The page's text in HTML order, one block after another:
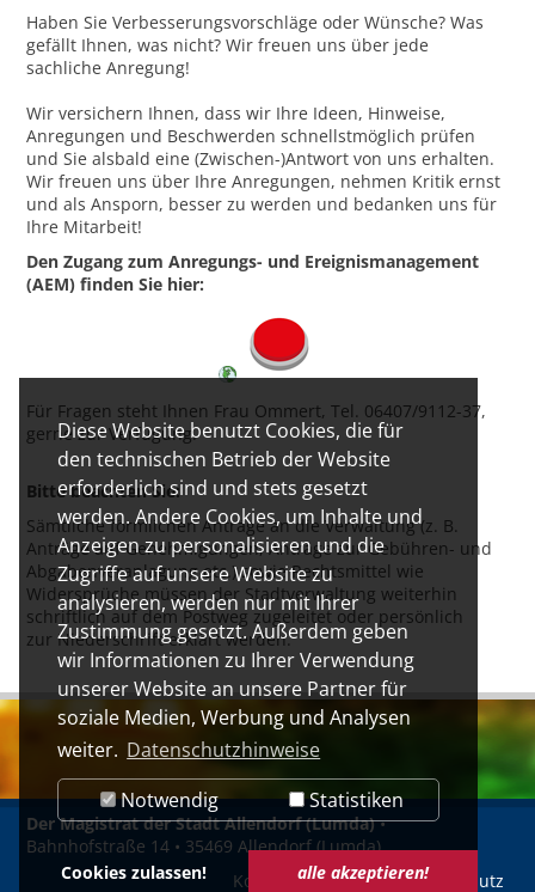
Diese Website benutzt Cookies, die für
den technischen Betrieb der Website
erforderlich sind und stets gesetzt
werden. Andere Cookies, um Inhalte und
Anzeigen zu personalisieren und die
Zugriffe auf unsere Website zu
analysieren, werden nur mit Ihrer
Zustimmung gesetzt. Außerdem geben
wir Informationen zu Ihrer Verwendung
unserer Website an unsere Partner für
soziale Medien, Werbung und Analysen
weiter. Datenschutzhinweise
Notwendig
Statistiken
Cookies zulassen! alle akzeptieren!
Haben Sie Verbesserungsvorschläge oder Wünsche? Was
gefällt Ihnen, was nicht? Wir freuen uns über jede
sachliche Anregung!
Wir versichern Ihnen, dass wir Ihre Ideen, Hinweise,
Anregungen und Beschwerden schnellstmöglich prüfen
und Sie alsbald eine (Zwischen-)Antwort von uns erhalten.
Wir freuen uns über Ihre Anregungen, nehmen Kritik ernst
und als Ansporn, besser zu werden und bedanken uns für
Ihre Mitarbeit!
Den Zugang zum Anregungs- und Ereignismanagement
(AEM) finden Sie hier:
Für Fragen steht Ihnen Frau Ommert, Tel. 06407/9112-37,
gerne zur Verfügung.
Bitte beachten Sie:
Sämtliche förmlichen Anträge an die Verwaltung (z. B.
Anträge auf Genehmigungen, Anträge zur Gebühren- und
Abgabenveranlagung etc.) sowie Rechtsmittel wie
Widersprüche müssen der Stadtverwaltung weiterhin
schriftlich auf dem Postweg zugeleitet oder persönlich
zur Niederschrift erklärt werden.
Der Magistrat der Stadt Allendorf (Lumda)•
Bahnhofstraße 14 • 35469 Allendorf (Lumda)
Kontakt
Impressum Datenschutz